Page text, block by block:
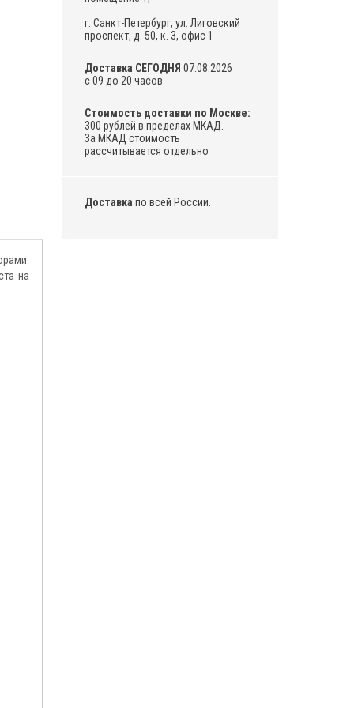
г. Санкт-Петербург, ул. Лиговский
проспект, д. 50, к. 3, офис 1
Доставка СЕГОДНЯ 07.08.2026
с 09 до 20 часов
Стоимость доставки по Москве:
300 рублей в пределах МКАД.
За МКАД стоимость
рассчитывается отдельно
Доставка по всей России.
на